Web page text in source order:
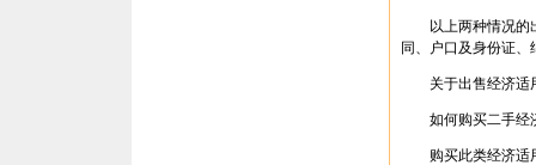
以上两种情况的出
同、户口及身份证
关于出售经济适用
如何购买二手经
购买此类经济适用